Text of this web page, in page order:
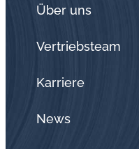
Über uns
Vertriebsteam
Karriere
News